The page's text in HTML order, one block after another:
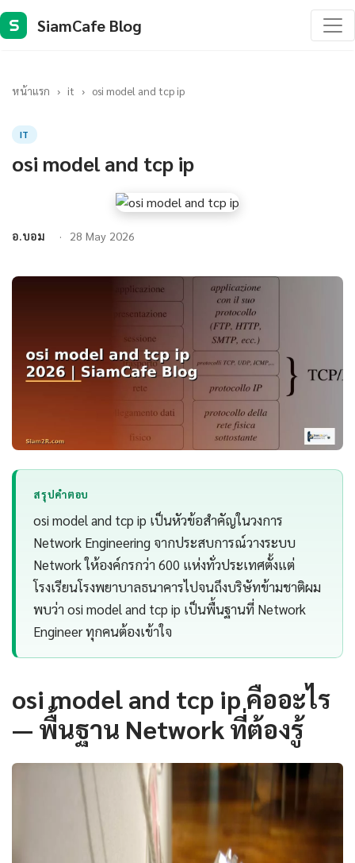
S SiamCafe Blog
หน้าแรก › it › osi model and tcp ip
IT
osi model and tcp ip
อ.บอม 28 May 2026
สรุปคำตอบ
osi model and tcp ip เป็นหัวข้อสำคัญในวงการ
Network Engineering จากประสบการณ์วางระบบ
Network ให้องค์กรกว่า 600 แห่งทั่วประเทศตั้งแต่
โรงเรียนโรงพยาบาลธนาคารไปจนถึงบริษัทข้ามชาติผม
พบว่า osi model and tcp ip เป็นพื้นฐานที่ Network
Engineer ทุกคนต้องเข้าใจ
osi model and tcp ip คืออะไร
— พื้นฐาน Network ที่ต้องรู้